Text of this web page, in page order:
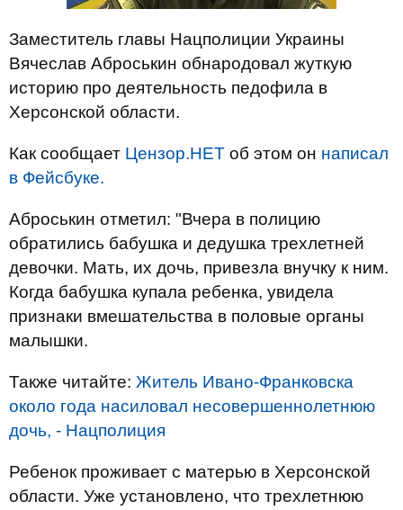
Заместитель главы Нацполиции Украины
Вячеслав Аброськин обнародовал жуткую
историю про деятельность педофила в
Херсонской области.
Как сообщает Цензор.НЕТ об этом он написал
в Фейсбуке.
Аброськин отметил: "Вчера в полицию
обратились бабушка и дедушка трехлетней
девочки. Мать, их дочь, привезла внучку к ним.
Когда бабушка купала ребенка, увидела
признаки вмешательства в половые органы
малышки.
Также читайте: Житель Ивано-Франковска
около года насиловал несовершеннолетнюю
дочь, - Нацполиция
Ребенок проживает с матерью в Херсонской
области. Уже установлено, что трехлетнюю